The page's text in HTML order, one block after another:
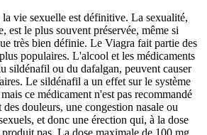
la vie sexuelle est définitive. La sexualité,
est le plus souvent préservée, même si
très bien définie. Le Viagra fait partie des
populaires. L'alcool et les médicaments
sildénafil ou du dafalgan, peuvent causer
Le sildénafil a un effet sur le système
ce médicament n'est pas recommandé
douleurs, une congestion nasale ou
et donc une érection qui, à la dose
pas. La dose maximale de 100 mg